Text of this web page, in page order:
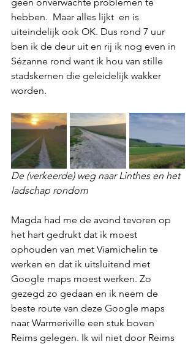
hebben.  Maar alles lijkt  en is
uiteindelijk ook OK. Dus rond 7 uur
ben ik de deur uit en rij ik nog even in
Sézanne rond want ik hou van stille
stadskernen die geleidelijk wakker
worden.
De (verkeerde) weg naar Linthes en het
ladschap rondom
Magda had me de avond tevoren op
het hart gedrukt dat ik moest
ophouden van met Viamichelin te
werken en dat ik uitsluitend met
Google maps moest werken. Zo
gezegd zo gedaan en ik neem de
beste route van deze Google maps
naar Warmeriville een stuk boven
Reims gelegen. Ik wil niet door Reims